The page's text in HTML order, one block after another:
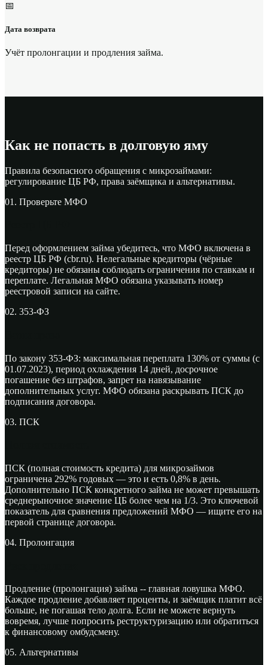
📅
Дата возврата
Учёт пролонгации и продления займа.
Как не попасть в долговую яму
Правила безопасного обращения с микрозаймами:
регулирование ЦБ РФ, права заёмщика и альтернативы.
01. Проверьте МФО
Перед оформлением займа убедитесь, что МФО включена в
реестр ЦБ РФ (cbr.ru). Нелегальные кредиторы (чёрные
кредиторы) не обязаны соблюдать ограничения по ставкам и
переплате. Легальная МФО обязана указывать номер
реестровой записи на сайте.
02. 353-ФЗ
По закону 353-ФЗ: максимальная переплата 130% от суммы (с
01.07.2023), период охлаждения 14 дней, досрочное
погашение без штрафов, запрет на навязывание
дополнительных услуг. МФО обязана раскрывать ПСК до
подписания договора.
03. ПСК
ПСК (полная стоимость кредита) для микрозаймов
ограничена 292% годовых — это и есть 0,8% в день.
Дополнительно ПСК конкретного займа не может превышать
среднерыночное значение ЦБ более чем на 1/3. Это ключевой
показатель для сравнения предложений МФО — ищите его на
первой странице договора.
04. Пролонгация
Продление (пролонгация) займа -- главная ловушка МФО.
Каждое продление добавляет проценты, и заёмщик платит всё
больше, не погашая тело долга. Если не можете вернуть
вовремя, лучше попросить реструктуризацию или обратиться
к финансовому омбудсмену.
05. Альтернативы